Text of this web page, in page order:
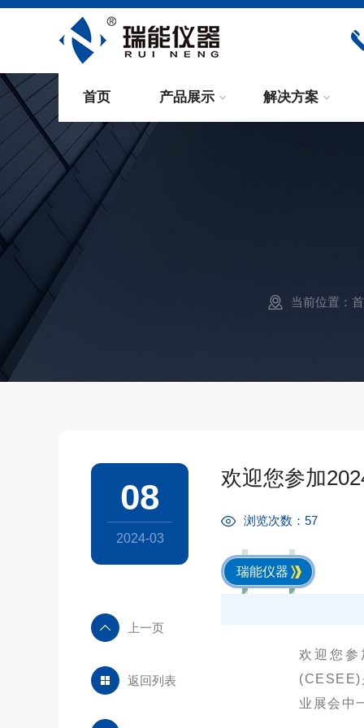
首页 产品展示 解决方案
当前位置：
欢迎您参加
浏览次数：57
瑞能仪器
欢迎您参
(CESEE)
业展会中
08
2024-03
上一页
返回列表